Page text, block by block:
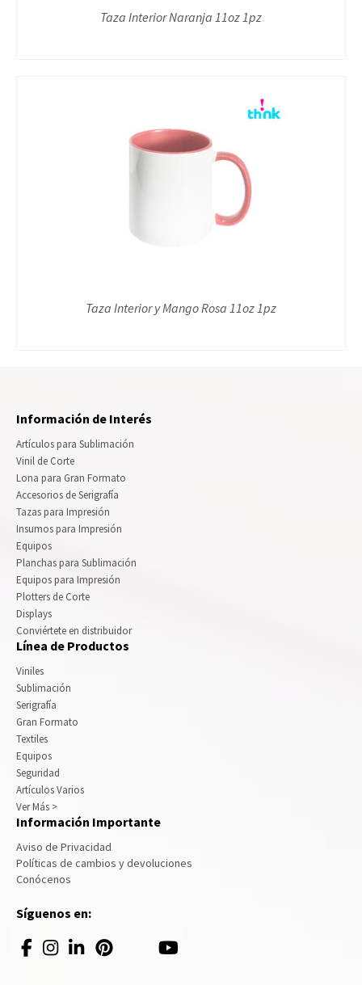
Taza Interior Naranja 11oz 1pz
Taza Interior y Mango Rosa 11oz 1pz
Información de Interés
Artículos para Sublimación
Vinil de Corte
Lona para Gran Formato
Accesorios de Serigrafía
Tazas para Impresión
Insumos para Impresión
Equipos
Planchas para Sublimación
Equipos para Impresión
Plotters de Corte
Displays
Conviértete en distribuidor
Línea de Productos
Viniles
Sublimación
Serigrafía
Gran Formato
Textiles
Equipos
Seguridad
Artículos Varios
Ver Más >
Información Importante
Aviso de Privacidad
Políticas de cambios y devoluciones
Conócenos
Síguenos en: